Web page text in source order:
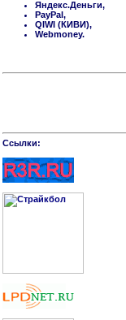
Яндекс.Деньги,
PayPal,
QIWI (КИВИ),
Webmoney.
Cсылки: